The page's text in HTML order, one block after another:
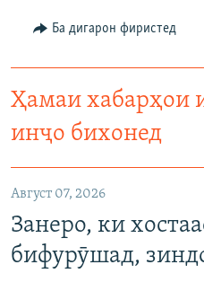
Ба дигарон фиристед
Ҳамаи хабарҳои
инҷо бихонед
Август 07, 2026
Занеро, ки
бифурӯшад,